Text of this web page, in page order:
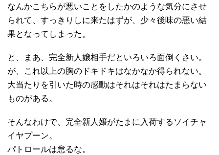
なんかこちらが悪いことをしたかのような気分にさせ
られて、すっきりしに来たはずが、少々後味の悪い結
果となってしまった。
と、まあ、完全新人嬢相手だといろいろ面倒くさい。
が、これ以上の胸のドキドキはなかなか得られない。
大当たりを引いた時の感動はそれはそれはたまらない
ものがある。
そんなわけで、完全新人嬢がたまに入荷するソイチャ
イヤプーン。
パトロールは怠るな。